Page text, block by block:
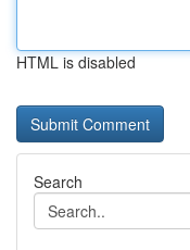
HTML is disabled
Search